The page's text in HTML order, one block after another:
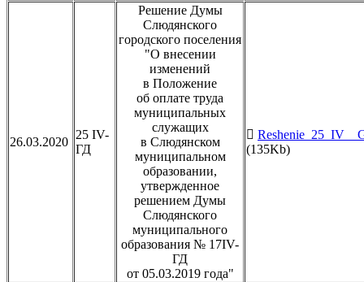
26.03.2020
25 IV-
ГД
Решение Думы
Слюдянского
городского поселения
"О внесении
изменений
в Положение
об оплате труда
муниципальных
служащих
в Слюдянском
муниципальном
образовании,
утвержденное
решением Думы
Слюдянского
муниципального
образования № 17IV-
ГД
от 05.03.2019 года"
(135Kb)